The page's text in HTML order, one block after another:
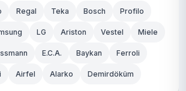
Regal Teka Bosch Profilo
LG Ariston Vestel Miele
E.C.A. Baykan Ferroli
Airfel Alarko Demirdöküm